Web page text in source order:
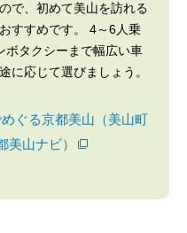
で、初めて美山を訪れる
すすめです。 4～6人乗
ボタクシーまで幅広い車
に応じて選びましょう。
ぐる京都美山（美山町
美山ナビ）